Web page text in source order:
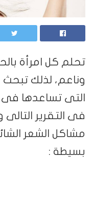
تحلم كل امرأة
وناعم، لذلك
التى تساعدها
فى التقرير
مشاكل الشعر
بسيطة :